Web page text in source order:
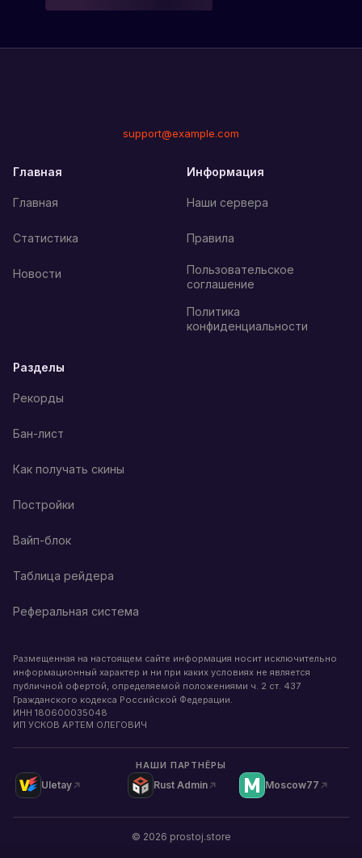
support@example.com
Главная
Главная
Статистика
Новости
Информация
Наши сервера
Правила
Пользовательское
соглашение
Политика
конфиденциальности
Разделы
Рекорды
Бан-лист
Как получать скины
Постройки
Вайп-блок
Таблица рейдера
Реферальная система
Размещенная на настоящем сайте информация носит исключительно
информационный характер и ни при каких условиях не является
публичной офертой, определяемой положениями ч. 2 ст. 437
Гражданского кодекса Российской Федерации.
ИНН 180600035048
ИП УСКОВ АРТЕМ ОЛЕГОВИЧ
НАШИ ПАРТНЁРЫ
Uletay Rust Admin Moscow77
© 2026 prostoj.store